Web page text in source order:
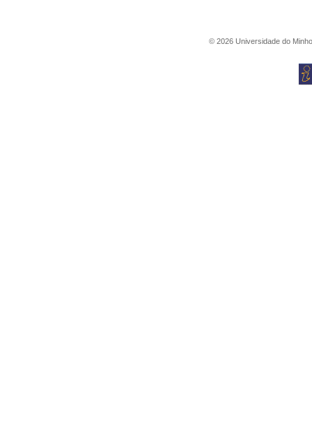
© 2026 Universidade do Minho